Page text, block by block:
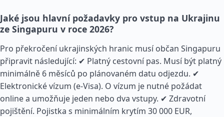
Jaké jsou hlavní požadavky pro vstup na Ukrajinu
ze Singapuru v roce 2026?
Pro překročení ukrajinských hranic musí občan Singapuru
připravit následující: ✔ Platný cestovní pas. Musí být platný
minimálně 6 měsíců po plánovaném datu odjezdu. ✔
Elektronické vízum (e-Visa). O vízum je nutné požádat
online a umožňuje jeden nebo dva vstupy. ✔ Zdravotní
pojištění. Pojistka s minimálním krytím 30 000 EUR,